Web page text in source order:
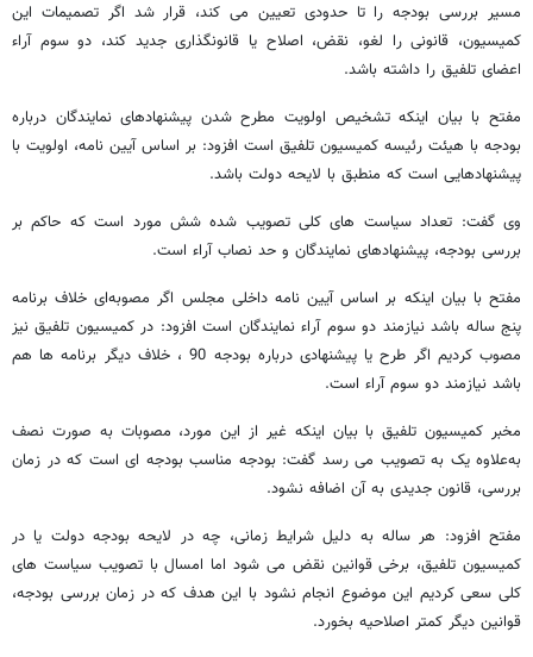
مسیر بررسی بودجه را تا حدودی تعیین می کند، قرار شد اگر تصمیمات این
کمیسیون، قانونی را لغو، نقض، اصلاح یا قانونگذاری جدید کند، دو سوم آراء
اعضای تلفیق را داشته باشد.
مفتح با بیان اینکه تشخیص اولویت مطرح شدن پیشنهادهای نمایندگان درباره
بودجه با هیئت رئیسه کمیسیون تلفیق است افزود: بر اساس آیین نامه، اولویت با
پیشنهادهایی است که منطبق با لایحه دولت باشد.
وی گفت: تعداد سیاست های کلی تصویب شده شش مورد است که حاکم بر
بررسی بودجه، پیشنهادهای نمایندگان و حد نصاب آراء است.
مفتح با بیان اینکه بر اساس آیین نامه داخلی مجلس اگر مصوبه‌ای خلاف برنامه
پنج ساله باشد نیازمند دو سوم آراء نمایندگان است افزود: در کمیسیون تلفیق نیز
مصوب کردیم اگر طرح یا پیشنهادی درباره بودجه 90 ، خلاف دیگر برنامه ها هم
باشد نیازمند دو سوم آراء است.
مخبر کمیسیون تلفیق با بیان اینکه غیر از این مورد، مصوبات به صورت نصف
به‌علاوه یک به تصویب می رسد گفت: بودجه مناسب بودجه ای است که در زمان
بررسی، قانون جدیدی به آن اضافه نشود.
مفتح افزود: هر ساله به دلیل شرایط زمانی، چه در لایحه بودجه دولت یا در
کمیسیون تلفیق، برخی قوانین نقض می شود اما امسال با تصویب سیاست های
کلی سعی کردیم این موضوع انجام نشود با این هدف که در زمان بررسی بودجه،
قوانین دیگر کمتر اصلاحیه بخورد.